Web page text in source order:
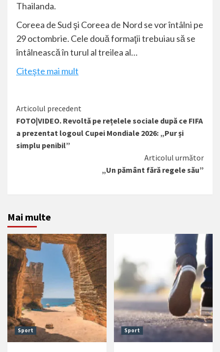
Thailanda.
Coreea de Sud şi Coreea de Nord se vor întâlni pe
29 octombrie. Cele două formaţii trebuiau să se
întâlnească în turul al treilea al…
Citeşte mai mult
Citește
mai
mult
Articolul precedent
FOTO|VIDEO. Revoltă pe rețelele sociale după ce FIFA
a prezentat logoul Cupei Mondiale 2026: „Pur și
simplu penibil”
Articolul următor
„Un pământ fără regele său”
Mai multe
Sport Sport